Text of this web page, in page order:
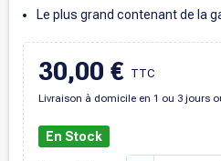
Le plus grand contenant de la
30,00 € TTC
Livraison à domicile en 1 ou 3 jours
En Stock